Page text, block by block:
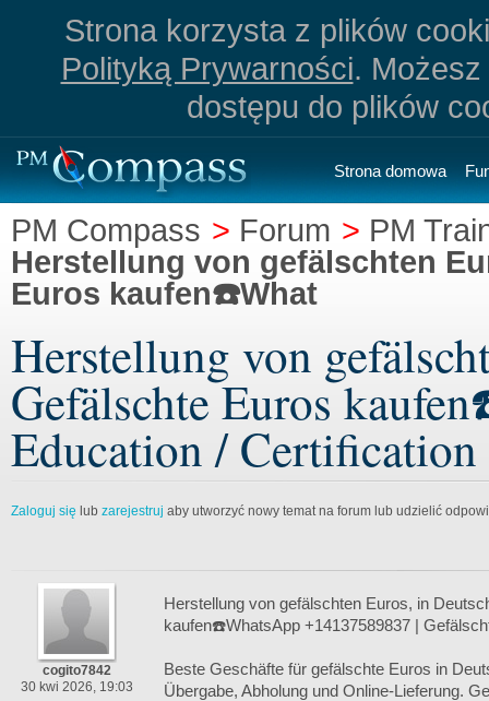
Strona korzysta z plików
Polityką Prywarności.
dostępu do plików
Strona domowa
PM Compass > Forum > PM
Herstellung von gefälschten
Euros kaufen☎️What
Herstellung von
Gefälschte Euros
Education / Certification
Zaloguj się lub zarejestruj aby utworzyć nowy temat na forum lub udzielić
cogito7842
30 kwi 2026, 19:03
Herstellung von gefälschten Euros, in
kaufen☎️WhatsApp +14137589837 |
Beste Geschäfte für gefälschte Euros in
Übergabe, Abholung und Online-Lieferung.